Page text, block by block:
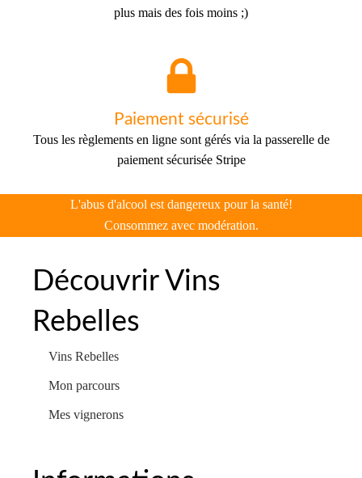
plus mais des fois moins ;)
Paiement sécurisé
Tous les règlements en ligne sont gérés via la passerelle de
paiement sécurisée Stripe
L'abus d'alcool est dangereux pour la santé!
Consommez avec modération.
Découvrir Vins
Rebelles
Vins Rebelles
Mon parcours
Mes vignerons